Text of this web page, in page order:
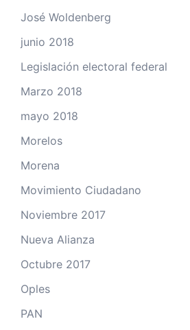
José Woldenberg
junio 2018
Legislación electoral federal
Marzo 2018
mayo 2018
Morelos
Morena
Movimiento Ciudadano
Noviembre 2017
Nueva Alianza
Octubre 2017
Oples
PAN